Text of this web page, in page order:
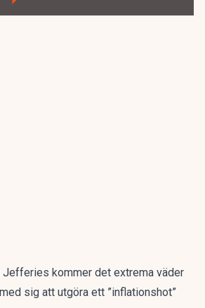
Jefferies kommer det extrema väder
sig att utgöra ett ”inflationshot”